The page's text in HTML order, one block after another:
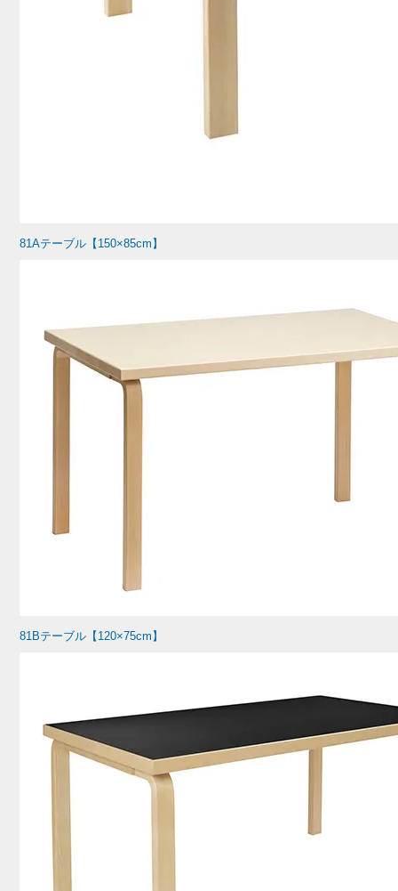
81Aテーブル【150×85cm】
81Bテーブル【120×75cm】